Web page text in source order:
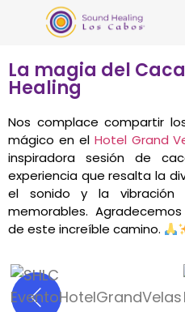
La magia del
Healing
Nos complace compartir
mágico en el Hotel Grand
inspiradora sesión de
experiencia que resalta la
el sonido y la vibración
memorables.
de este increíble camino.